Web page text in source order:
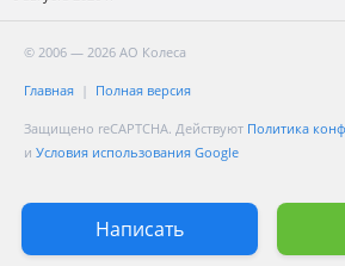
скороста.-"&^
Написать
© 2006 — 2026 АО Колеса
Главная Полная версия
Защищено reCAPTCHA. Действуют Политика
и Условия использования Google